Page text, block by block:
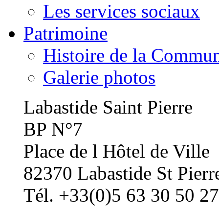
Les services sociaux
Patrimoine
Histoire de la
Galerie photos
Labastide Saint Pierre
BP N°7
Place de l Hôtel de Ville
82370 Labastide St
Tél. +33(0)5 63 30 50 27